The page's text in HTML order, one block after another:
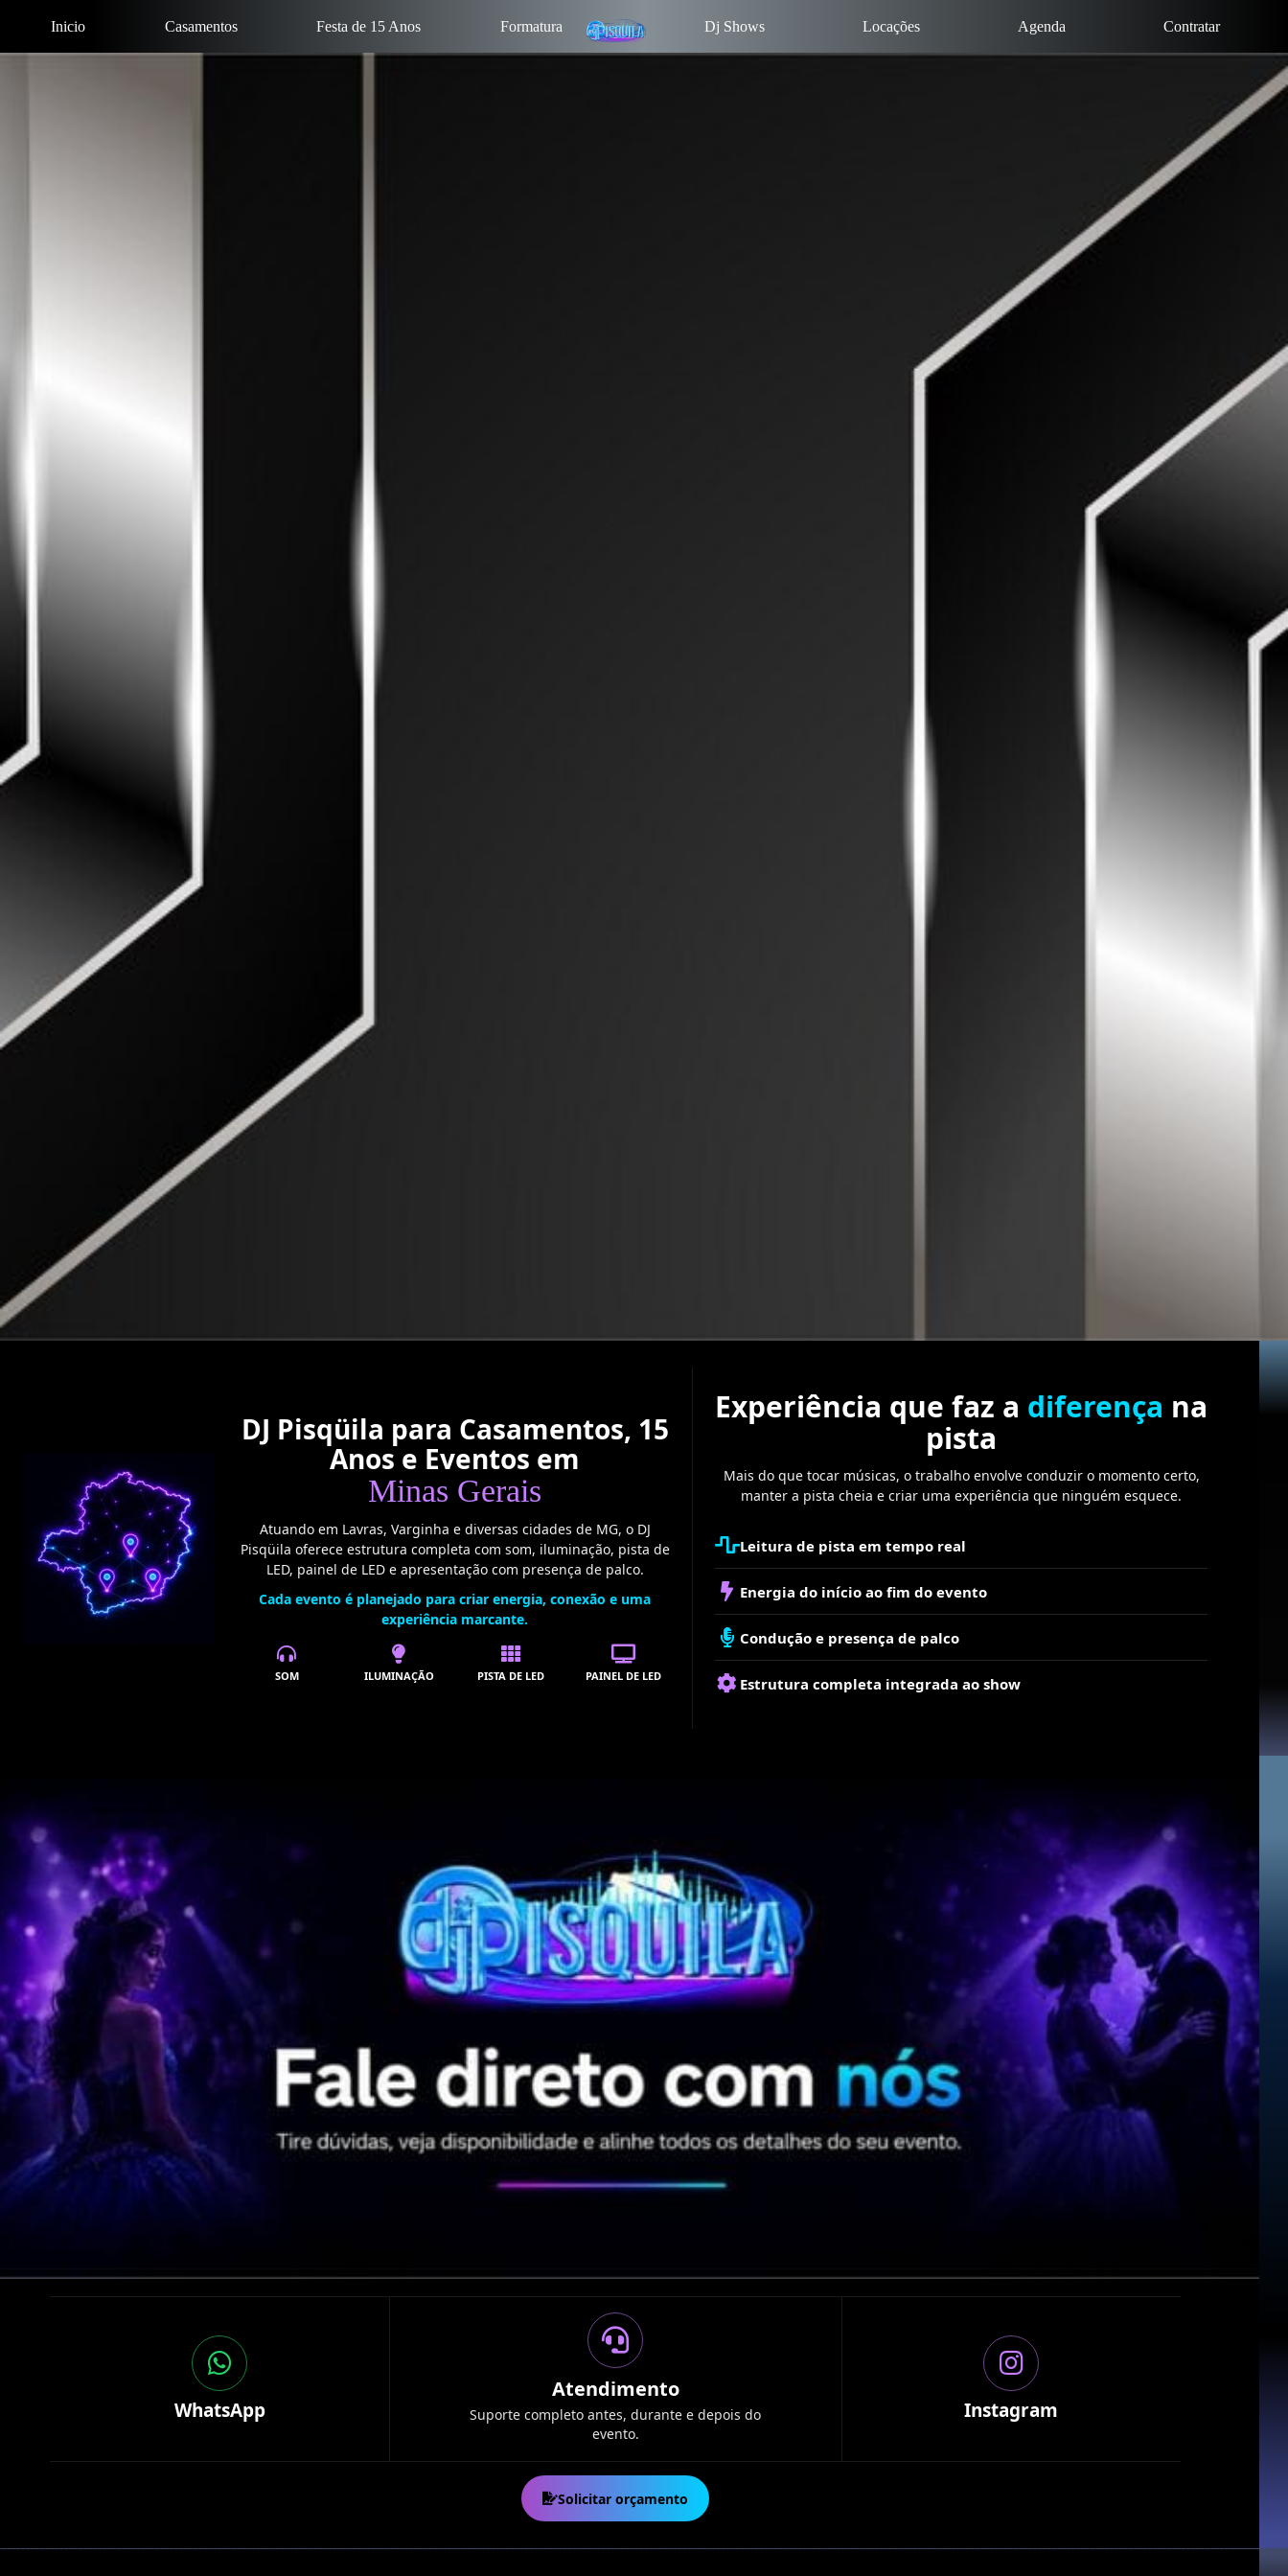
conteúdo
Inicio Casamentos Festa de 15 Anos Formatura Dj Shows Locações Agenda Contratar
DJ Pisqüila para Casamentos, 15
Anos e Eventos em
Minas Gerais
Atuando em Lavras, Varginha e diversas cidades de MG, o DJ
Pisqüila oferece estrutura completa com som, iluminação, pista de
LED, painel de LED e apresentação com presença de palco.
Cada evento é planejado para criar energia, conexão e uma
experiência marcante.
SOM ILUMINAÇÃO PISTA DE LED PAINEL DE LED
Experiência que faz a diferença na
pista
Mais do que tocar músicas, o trabalho envolve conduzir o momento certo,
manter a pista cheia e criar uma experiência que ninguém esquece.
Leitura de pista em tempo real
Energia do início ao fim do evento
Condução e presença de palco
Estrutura completa integrada ao show
WhatsApp
Atendimento
Suporte completo antes, durante e depois do
evento.
Instagram
Solicitar orçamento